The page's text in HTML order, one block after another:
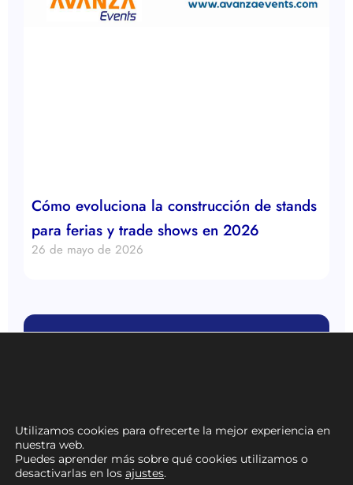
Cómo evoluciona la construcción de stands
para ferias y trade shows en 2026
26 de mayo de 2026
Utilizamos cookies para ofrecerte la mejor experiencia en
nuestra web.
Puedes aprender más sobre qué cookies utilizamos o
desactivarlas en los ajustes.